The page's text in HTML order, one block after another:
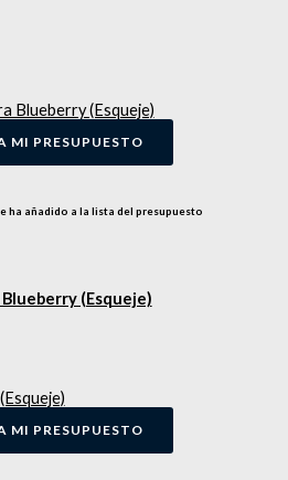
MI PRESUPUESTO
ha añadido a la lista del presupuesto
(Esqueje)
MI PRESUPUESTO